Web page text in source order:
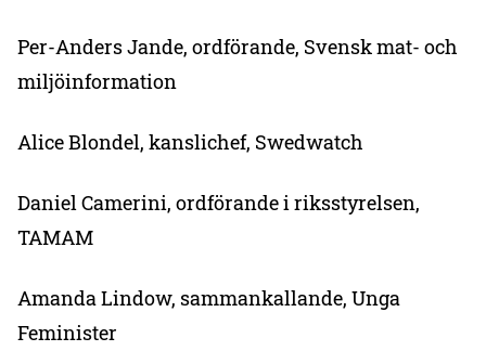
Per-Anders Jande, ordförande, Svensk mat- och
miljöinformation
Alice Blondel, kanslichef, Swedwatch
Daniel Camerini, ordförande i riksstyrelsen,
TAMAM
Amanda Lindow, sammankallande, Unga
Feminister